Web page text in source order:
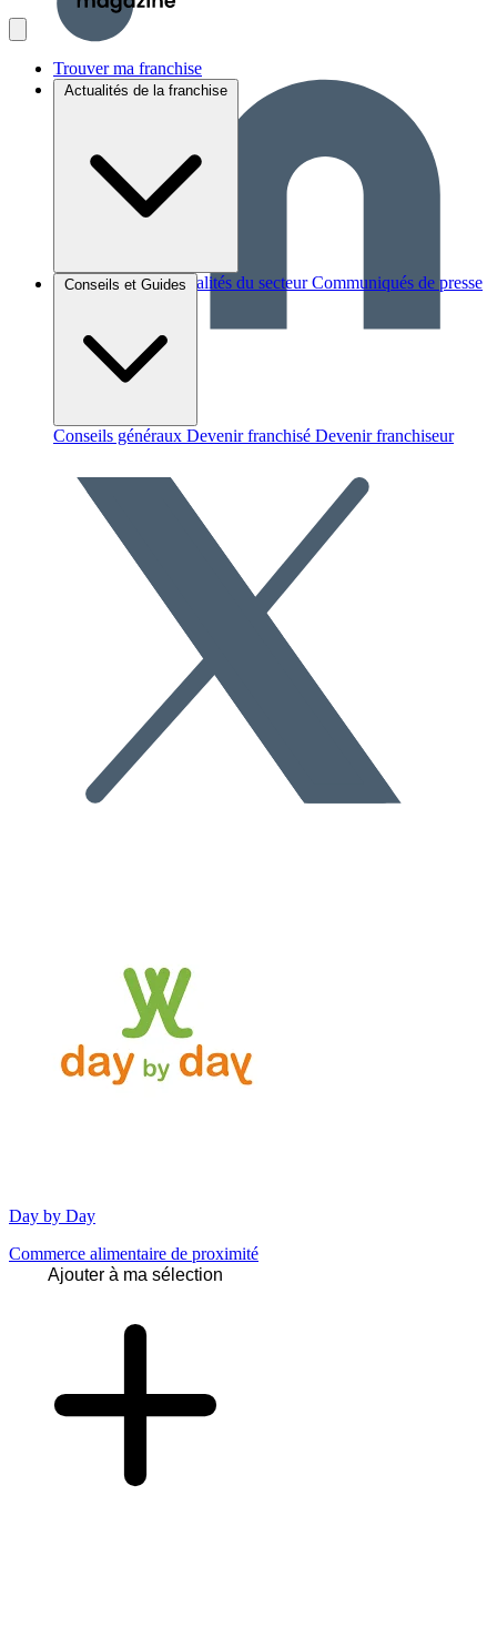
Trouver ma franchise
Actualités de la franchise
Brèves et actus Actualités du secteur Communiqués de presse
Conseils et Guides
Conseils généraux Devenir franchisé Devenir franchiseur
Day by Day
Commerce alimentaire de proximité
Ajouter à ma sélection